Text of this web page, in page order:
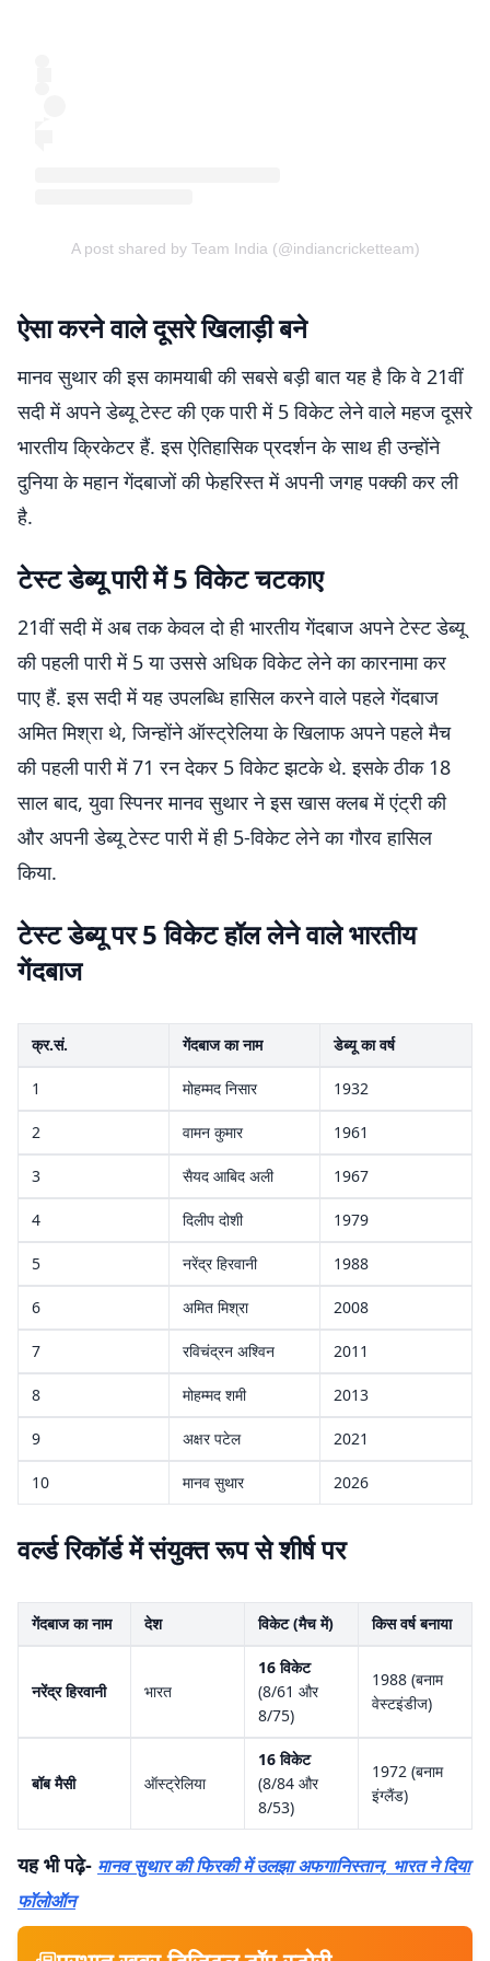
A post shared by Team India (@indiancricketteam)
ऐसा करने वाले दूसरे खिलाड़ी बने
मानव सुथार की इस कामयाबी की सबसे बड़ी बात यह है कि वे 21वीं
सदी में अपने डेब्यू टेस्ट की एक पारी में 5 विकेट लेने वाले महज दूसरे
भारतीय क्रिकेटर हैं. इस ऐतिहासिक प्रदर्शन के साथ ही उन्होंने
दुनिया के महान गेंदबाजों की फेहरिस्त में अपनी जगह पक्की कर ली
है.
टेस्ट डेब्यू पारी में 5 विकेट चटकाए
21वीं सदी में अब तक केवल दो ही भारतीय गेंदबाज अपने टेस्ट डेब्यू
की पहली पारी में 5 या उससे अधिक विकेट लेने का कारनामा कर
पाए हैं. इस सदी में यह उपलब्धि हासिल करने वाले पहले गेंदबाज
अमित मिश्रा थे, जिन्होंने ऑस्ट्रेलिया के खिलाफ अपने पहले मैच
की पहली पारी में 71 रन देकर 5 विकेट झटके थे. इसके ठीक 18
साल बाद, युवा स्पिनर मानव सुथार ने इस खास क्लब में एंट्री की
और अपनी डेब्यू टेस्ट पारी में ही 5-विकेट लेने का गौरव हासिल
किया.
टेस्ट डेब्यू पर 5 विकेट हॉल लेने वाले भारतीय
गेंदबाज
क्र.सं. गेंदबाज का नाम डेब्यू का वर्ष
1 मोहम्मद निसार 1932
2 वामन कुमार 1961
3 सैयद आबिद अली 1967
4 दिलीप दोशी 1979
5 नरेंद्र हिरवानी 1988
6 अमित मिश्रा 2008
7 रविचंद्रन अश्विन 2011
8 मोहम्मद शमी 2013
9 अक्षर पटेल 2021
10 मानव सुथार 2026
वर्ल्ड रिकॉर्ड में संयुक्त रूप से शीर्ष पर
गेंदबाज का नाम देश विकेट (मैच में) किस वर्ष बनाया
नरेंद्र हिरवानी भारत
16 विकेट
(8/61 और
8/75)
1988 (बनाम
वेस्टइंडीज)
बॉब मैसी ऑस्ट्रेलिया
16 विकेट
(8/84 और
8/53)
1972 (बनाम
इंग्लैंड)
यह भी पढ़े- मानव सुथार की फिरकी में उलझा अफगानिस्तान, भारत ने दिया
फॉलोऑन